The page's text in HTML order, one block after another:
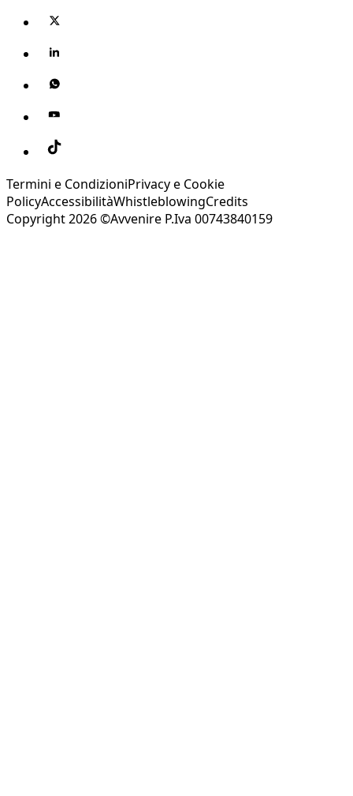
Termini e CondizioniPrivacy e Cookie
PolicyAccessibilitàWhistleblowingCredits
Copyright 2026 ©Avvenire P.Iva 00743840159